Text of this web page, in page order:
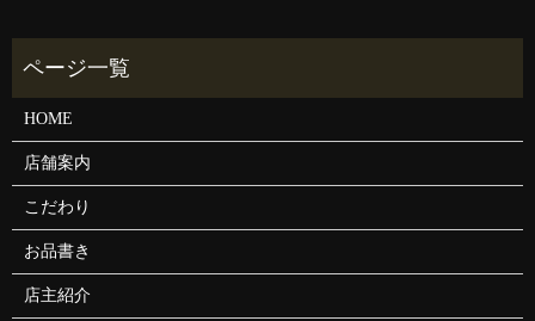
HOME
店舗案内
こだわり
お品書き
店主紹介